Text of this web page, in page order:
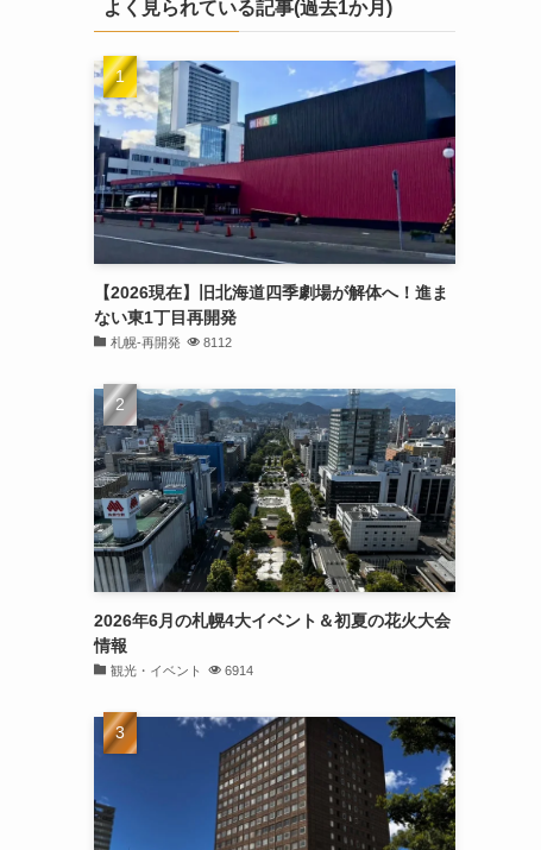
よく見られている記事(過去1か月)
【2026現在】旧北海道四季劇場が解体へ！進ま
ない東1丁目再開発
札幌-再開発 8112
2026年6月の札幌4大イベント＆初夏の花火大会
情報
観光・イベント 6914